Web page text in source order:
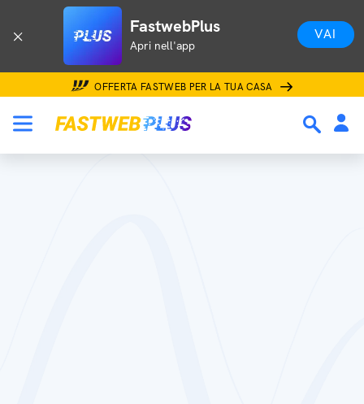
FastwebPlus
Apri nell'app
VAI
OFFERTA FASTWEB PER LA TUA CASA